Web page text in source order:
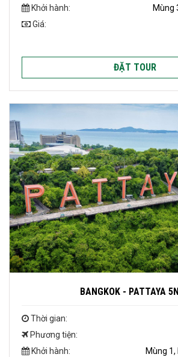
Khởi hành:
Mùng
Giá:
ĐẶT TOUR
BANGKOK - PATTAYA
Thời gian:
Phương tiện:
Khởi hành:
Mùng